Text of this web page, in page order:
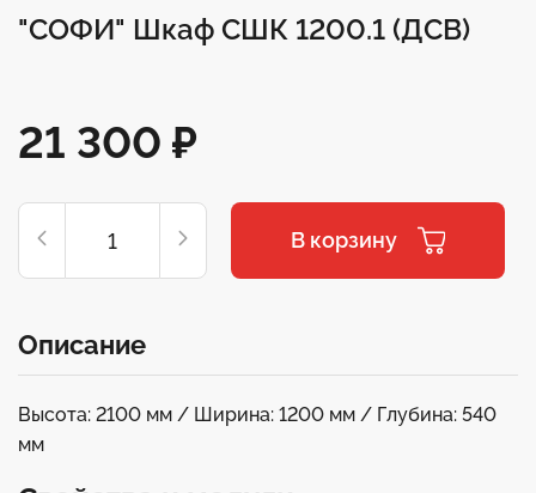
"СОФИ" Шкаф СШК 1200.1 (ДСВ)
21 300 ₽
В корзину
Описание
Высота: 2100 мм / Ширина: 1200 мм / Глубина: 540
мм